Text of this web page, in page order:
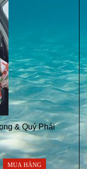
& Quý Phái
MUA HÀNG